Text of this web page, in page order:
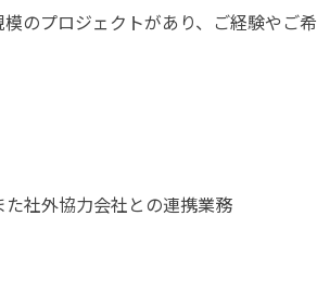
のプロジェクトがあり、ご経験やご希
社外協力会社との連携業務